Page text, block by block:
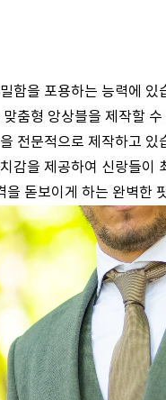
함을 포용하는 능력에
춤형 앙상블을 제작할
전문적으로 제작하고 있
감을 제공하여 신랑들이
을 돋보이게 하는 완벽한